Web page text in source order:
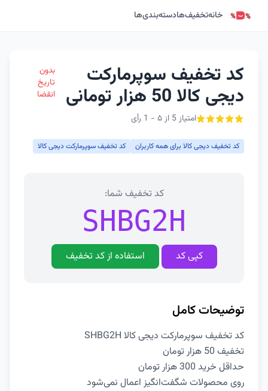
خانهتخفیف‌هادسته‌بندی‌ها
کد تخفیف سوپرمارکت
دیجی کالا 50 هزار تومانی
امتیاز 5 از ۵ - 1 رأی
بدون
تاریخ
انقضا
کد تخفیف دیجی کالا برای همه کاربران کد تخفیف سوپرمارکت دیجی کالا
کد تخفیف شما:
SHBG2H
کپی کد استفاده از کد تخفیف
توضیحات کامل
کد تخفیف سوپرمارکت دیجی کالا SHBG2H
تخفیف 50 هزار تومان
حداقل خرید 300 هزار تومان
روی محصولات شگفت‌انگیز اعمال نمی‌شود